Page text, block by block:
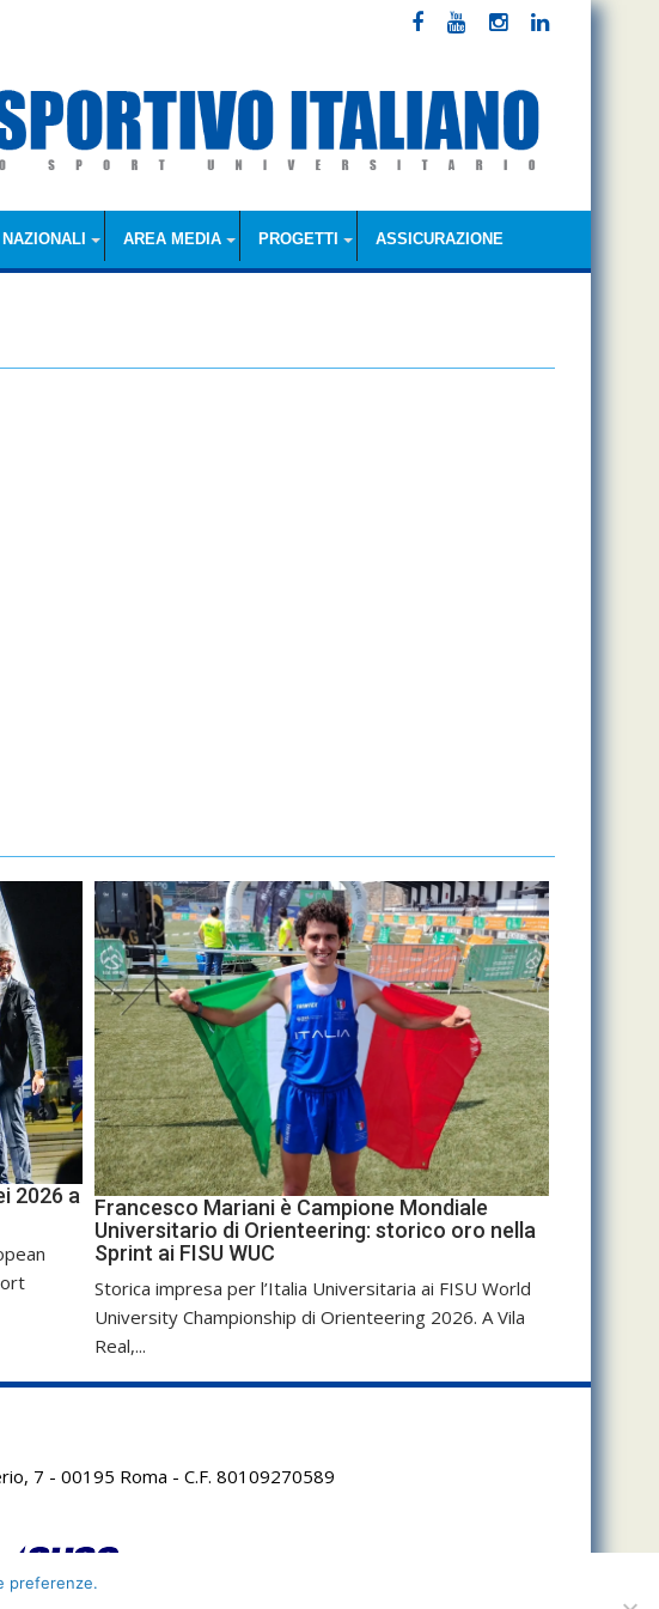
AREA MEDIA PROGETTI ASSICURAZIONE
2026 a
Francesco Mariani è Campione Mondiale
Universitario di Orienteering: storico oro nella
Sprint ai FISU WUC
Storica impresa per l’Italia Universitaria ai FISU World
University Championship di Orienteering 2026. A Vila
Real,...
7 - 00195 Roma - C.F. 80109270589
preferenze.